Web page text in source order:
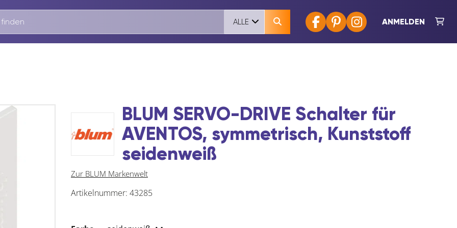
ANMELDEN
ALLE
BLUM SERVO-DRIVE Schalter für
AVENTOS, symmetrisch, Kunststoff
seidenweiß
Zur BLUM Markenwelt
Artikelnummer: 43285